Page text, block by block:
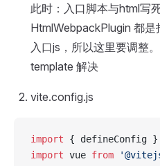
此时：入口脚本与html写
HtmlWebpackPlugin 都
入口js，所以这里要调整
template 解决
vite.config.js
import { defineConfig }
import vue from